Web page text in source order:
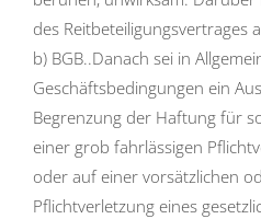
des Reitbeteiligungsvertrages
b) BGB..Danach sei in
Geschäftsbedingungen ein
Begrenzung der Haftung für
einer grob fahrlässigen
oder auf einer vorsätzlichen
Pflichtverletzung eines